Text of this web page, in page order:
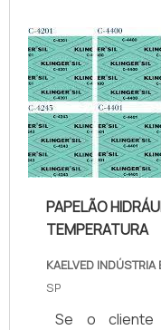
temperatura,
da kaelved
benefício
SOBRE
TEMPERA...
PAPELÃO
TEMPERATURA
KAELVED
SP
Se o cliente